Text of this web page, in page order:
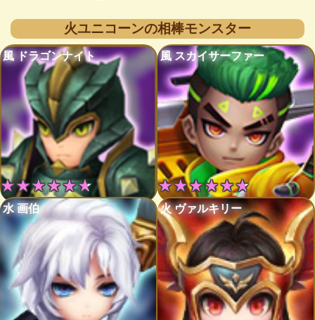
火ユニコーンの相棒モンスター
風 ドラゴンナイト
★★★★★★
風 スカイサーファー
★★★★★★
水 画伯 火 ヴァルキリー